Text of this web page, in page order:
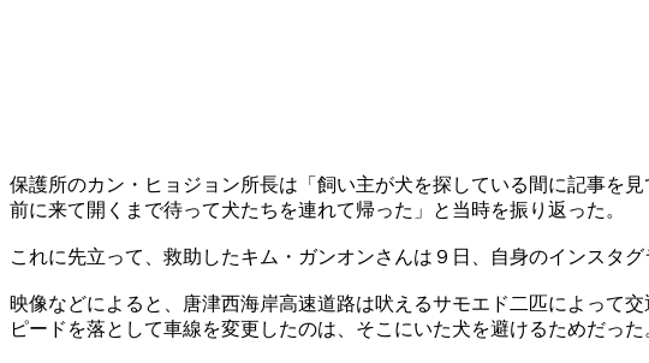
保護所のカン・ヒョジョン所長は「飼い主が犬を探している間に記事を
前に来て開くまで待って犬たちを連れて帰った」と当時を振り返った。
これに先立って、救助したキム・ガンオンさんは９日、自身のインスタ
映像などによると、唐津西海岸高速道路は吠えるサモエド二匹によって
ピードを落として車線を変更したのは、そこにいた犬を避けるためだった